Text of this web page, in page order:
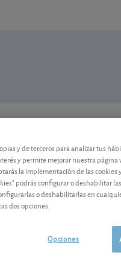
Danone
Danone
y de terceros para analizar tus
y permite mejorar nuestra
la implementación de las
podrás configurar o deshabilitar
o deshabilitarlas en
dos opciones.
Opciones